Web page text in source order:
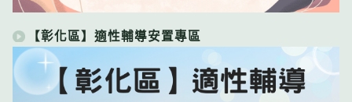
【彰化區】適性輔導安置專區